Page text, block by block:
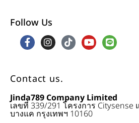
Follow Us
Contact us.
Jinda789 Company Limited
เลขที่ 339/291 โครงการ Citysense
บางแค กรุงเทพฯ 10160